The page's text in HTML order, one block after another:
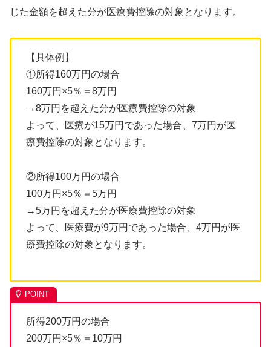
じた金額を超えた分が医療費控除の対象となります。
【具体例】
①所得160万円の場合
160万円×5％＝8万円
→8万円を超えた分が医療費控除の対象
よって、医療が15万円であった場合、7万円が医
療費控除の対象となります。
②所得100万円の場合
100万円×5％＝5万円
→5万円を超えた分が医療費控除の対象
よって、医療費が9万円であった場合、4万円が医
療費控除の対象となります。
所得200万円の場合
200万円×5％＝10万円